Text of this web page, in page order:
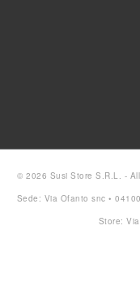
© 2026 Susi Store S.R.L. -
Sede: Via Ofanto snc •
Store: